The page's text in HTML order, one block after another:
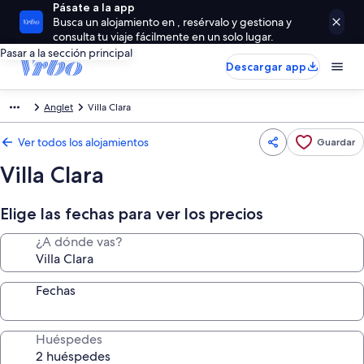
Pásate a la app
Busca un alojamiento en , resérvalo y gestiona y
consulta tu viaje fácilmente en un solo lugar.
Pasar a la sección principal
Descargar app
Anglet Villa Clara
Ver todos los alojamientos Guardar
Villa Clara
Elige las fechas para ver los precios
¿A dónde vas?
Fechas
Huéspedes